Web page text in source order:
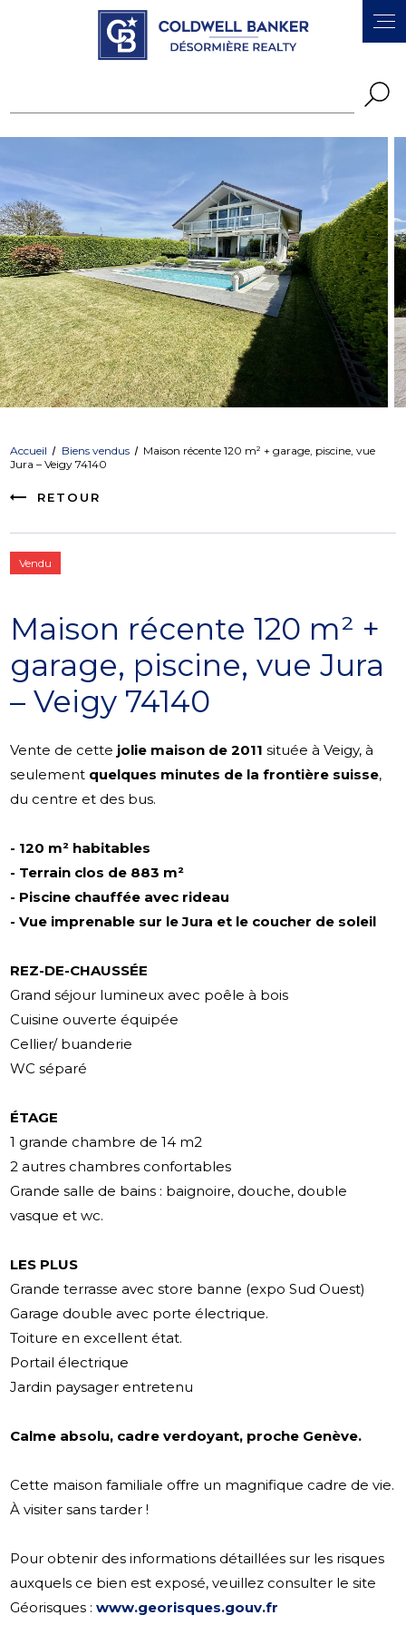
Accueil Biens vendus
Maison récente 120 m² + garage, piscine, vue
Jura – Veigy 74140
RETOUR
Vendu
Maison récente 120 m² +
garage, piscine, vue Jura
– Veigy 74140
Vente de cette jolie maison de 2011située à Veigy, à
seulement quelques minutes de la frontière suisse,
du centre et des bus.
- 120 m² habitables
- Terrain clos de 883 m²
- Piscine chauffée avec rideau
- Vue imprenable sur le Jura et le coucher de soleil
REZ-DE-CHAUSSÉE
Grand séjour lumineux avec poêle à bois
Cuisine ouverte équipée
Cellier/ buanderie
WC séparé
ÉTAGE
1 grande chambre de 14 m2
2 autres chambres confortables
Grande salle de bains : baignoire, douche, double
vasque et wc.
LES PLUS
Grande terrasse avec store banne (expo Sud Ouest)
Garage double avec porte électrique.
Toiture en excellent état.
Portail électrique
Jardin paysager entretenu
Calme absolu, cadre verdoyant, proche Genève.
Cette maison familiale offre un magnifique cadre de vie.
À visiter sans tarder !
Pour obtenir des informations détaillées sur les risques
auxquels ce bien est exposé, veuillez consulter le site
Géorisques :www.georisques.gouv.fr
Panneau de gestion des cookies